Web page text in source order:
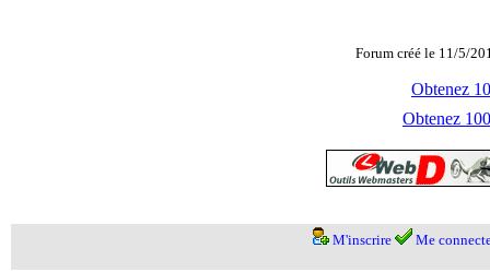
Forum créé le 11/5/
Obtenez
Obtenez
M'inscrire Me